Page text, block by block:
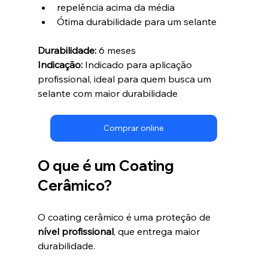
repelência acima da média
Ótima durabilidade para um selante
Durabilidade: 6 meses
Indicação: Indicado para aplicação
profissional, ideal para quem busca um
selante com maior durabilidade
Comprar online
O que é um Coating
Cerâmico?
O coating cerâmico é uma proteção de
nível profissional, que entrega maior
durabilidade.